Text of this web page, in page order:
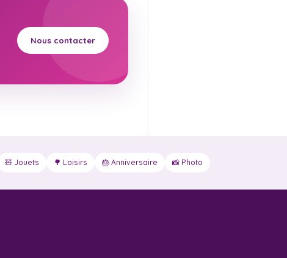
Nous contacter
🧸 Jouets 🌳 Loisirs 🎂 Anniversaire 📸 Photo